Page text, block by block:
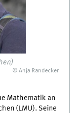
© Anja Randecker
Mathematik an
(LMU). Seine